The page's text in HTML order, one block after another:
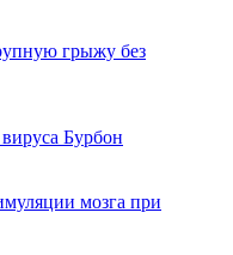
грыжу без
Бурбон
мозга при